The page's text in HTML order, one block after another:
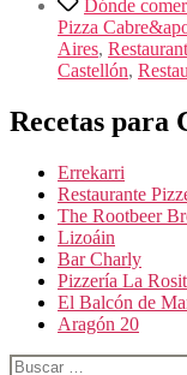
Dónde
Pizza
Aires,
Castellón,
Recetas para
Errekarri
Restaurante
The Rootbeer
Lizoáin
Bar Charly
Pizzería La
El Balcón de
Aragón 20
Buscar: